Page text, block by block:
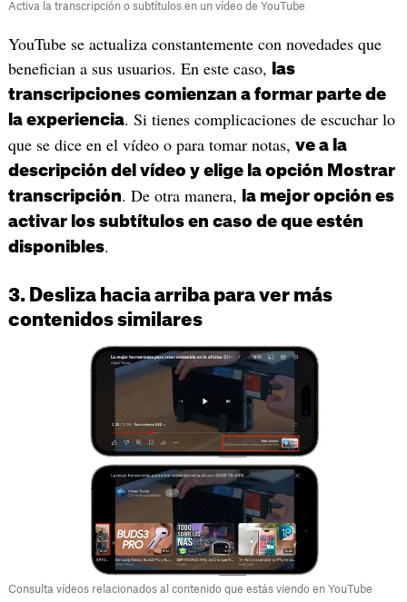
Activa la transcripción o subtítulos en un vídeo de YouTube
YouTube se actualiza constantemente con novedades que
benefician a sus usuarios. En este caso,
las
transcripciones comienzan a formar parte de
la experiencia. Si tienes complicaciones de escuchar lo
que se dice en el vídeo o para tomar notas, ve a la
descripción del vídeo y elige la opción Mostrar
transcripción. De otra manera,
la mejor opción es
activar los subtítulos en caso de que estén
disponibles.
3. Desliza hacia arriba para ver más
contenidos similares
Consulta vídeos relacionados al contenido que estás viendo en YouTube